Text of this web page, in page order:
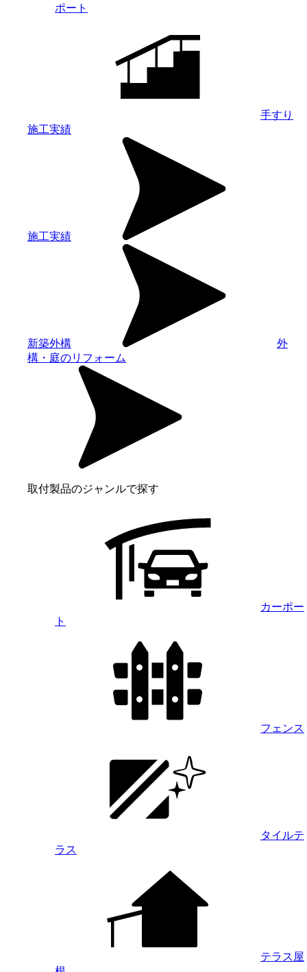
ポート
手すり
施工実績
施工実績
新築外構
外
構・庭のリフォーム
取付製品のジャンルで探す
カーポー
ト
フェンス
タイルテ
ラス
テラス屋